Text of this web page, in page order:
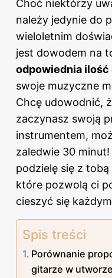
Choć niektórzy
należy jedynie do
wieloletnim
jest dowodem na
odpowiednia ilość
swoje muzyczne
Chcę udowodnić,
zaczynasz swoją
instrumentem,
zaledwie 30
podzielę się z
które pozwolą ci
cieszyć się
Spis treści
Porównanie
gitarze w utworze